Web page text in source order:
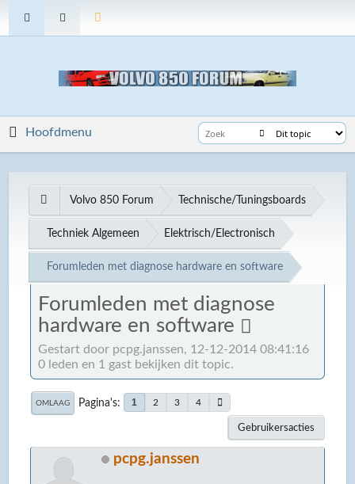
Hoofdmenu
Volvo 850 Forum Technische/Tuningsboards
Techniek Algemeen Elektrisch/Electronisch
Forumleden met diagnose hardware en software
Forumleden met diagnose
hardware en software
Gestart door pcpg.janssen, 12-12-2014 08:41:16
0 leden en 1 gast bekijken dit topic.
OMLAAG Pagina's 1 2 3 4
Gebruikersacties
pcpg.janssen